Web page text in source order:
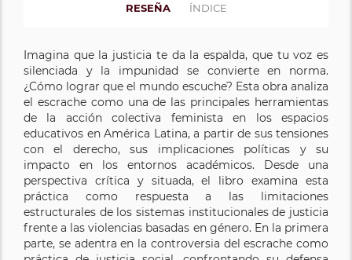
RESEÑA ÍNDICE
Imagina que la justicia te da la espalda, que tu voz es
silenciada y la impunidad se convierte en norma.
¿Cómo lograr que el mundo escuche? Esta obra analiza
el escrache como una de las principales herramientas
de la acción colectiva feminista en los espacios
educativos en América Latina, a partir de sus tensiones
con el derecho, sus implicaciones políticas y su
impacto en los entornos académicos. Desde una
perspectiva crítica y situada, el libro examina esta
práctica como respuesta a las limitaciones
estructurales de los sistemas institucionales de justicia
frente a las violencias basadas en género. En la primera
parte, se adentra en la controversia del escrache como